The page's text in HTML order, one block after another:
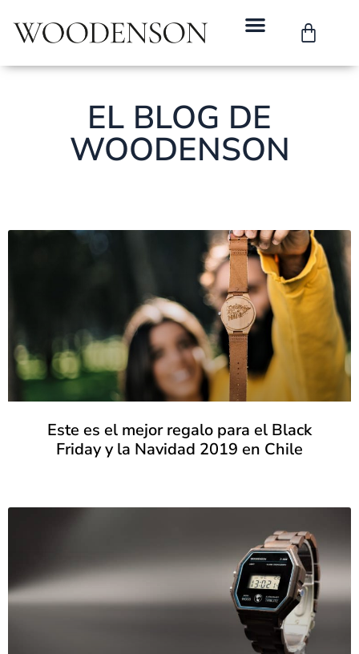
EL BLOG DE
WOODENSON
Este es el mejor regalo para el Black
Friday y la Navidad 2019 en Chile